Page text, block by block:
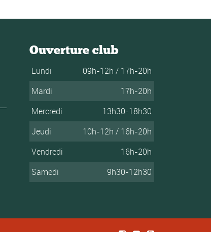
Ouverture club
Lundi
09h-12h / 17h-20h
Mardi
17h-20h
Mercredi
13h30-18h30
Jeudi
10h-12h / 16h-20h
Vendredi
16h-20h
Samedi
9h30-12h30